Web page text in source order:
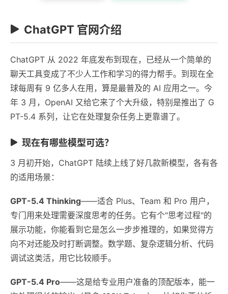
ChatGPT 官网介绍
ChatGPT 从 2022 年底发布到现在，已经从一个简单的
聊天工具变成了不少人工作和学习的得力帮手。到现在全
球每周有 9 亿多人在用，算是最普及的 AI 应用之一。今
年 3 月，OpenAI 又给它来了个大升级，特别是推出了 G
PT-5.4 系列，让它在处理复杂任务上更靠谱了。
现在有哪些模型可选？
3 月初开始，ChatGPT 陆续上线了好几款新模型，各有各
的适用场景：
GPT-5.4 Thinking——适合 Plus、Team 和 Pro 用户，
专门用来处理需要深度思考的任务。它有个"思考过程"的
展示功能，你能看到它是怎么一步步推理的，如果觉得方
向不对还能及时打断调整。数学题、复杂逻辑分析、代码
调试这类活，用它比较顺手。
GPT-5.4 Pro——这是给专业用户准备的顶配版本，能一